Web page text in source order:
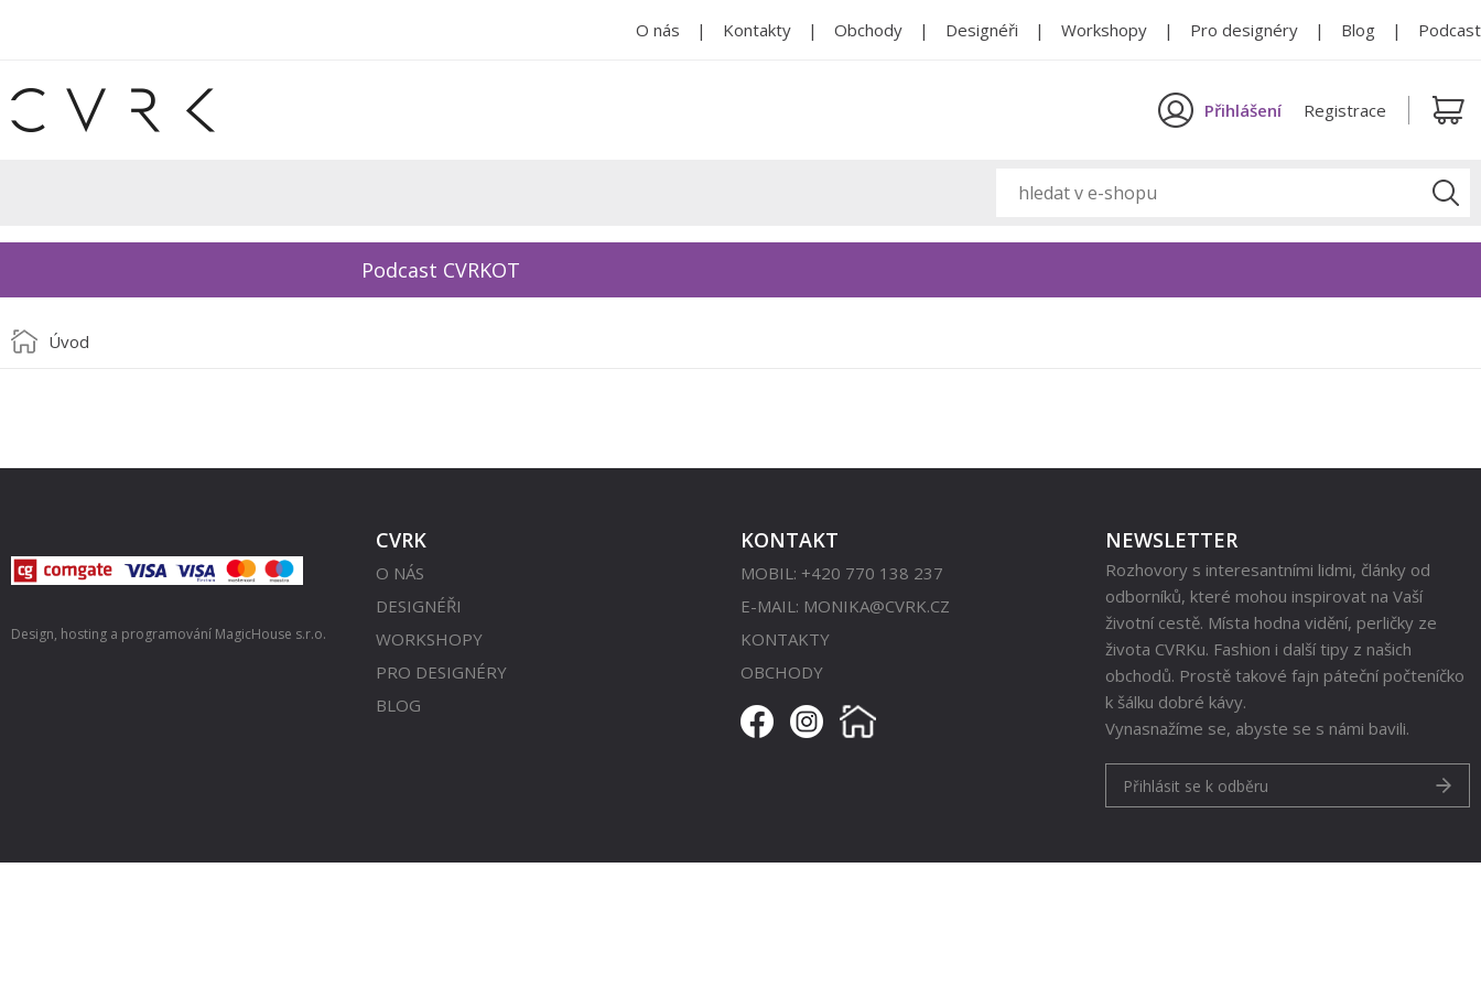
O nás Kontakty Obchody Designéři Workshopy Pro designéry Blog Podcast
Přihlášení Registrace
Podcast CVRKOT
Úvod
Design, hosting a programování MagicHouse s.r.o.
CVRK
O NÁS
DESIGNÉŘI
WORKSHOPY
PRO DESIGNÉRY
BLOG
KONTAKT
MOBIL: +420 770 138 237
E-MAIL: MONIKA@CVRK.CZ
KONTAKTY
OBCHODY
NEWSLETTER
Rozhovory s interesantními lidmi, články od
odborníků, které mohou inspirovat na Vaší
životní cestě. Místa hodna vidění, perličky ze
života CVRKu. Fashion i další tipy z našich
obchodů. Prostě takové fajn páteční počteníčko
k šálku dobré kávy.
Vynasnažíme se, abyste se s námi bavili.
Přihlásit se k odběru